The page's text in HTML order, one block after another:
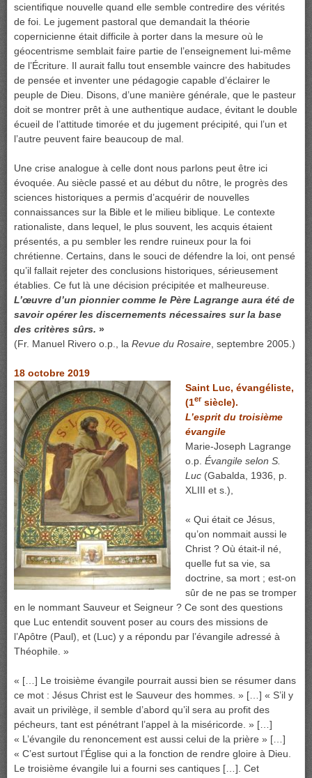
scientifique nouvelle quand elle semble contredire des vérités
de foi. Le jugement pastoral que demandait la théorie
copernicienne était difficile à porter dans la mesure où le
géocentrisme semblait faire partie de l’enseignement lui-même
de l’Écriture. Il aurait fallu tout ensemble vaincre des habitudes
de pensée et inventer une pédagogie capable d’éclairer le
peuple de Dieu. Disons, d’une manière générale, que le pasteur
doit se montrer prêt à une authentique audace, évitant le double
écueil de l’attitude timorée et du jugement précipité, qui l’un et
l’autre peuvent faire beaucoup de mal.
Une crise analogue à celle dont nous parlons peut être ici
évoquée. Au siècle passé et au début du nôtre, le progrès des
sciences historiques a permis d’acquérir de nouvelles
connaissances sur la Bible et le milieu biblique. Le contexte
rationaliste, dans lequel, le plus souvent, les acquis étaient
présentés, a pu sembler les rendre ruineux pour la foi
chrétienne. Certains, dans le souci de défendre la loi, ont pensé
qu’il fallait rejeter des conclusions historiques, sérieusement
établies. Ce fut là une décision précipitée et malheureuse.
L’œuvre d’un pionnier comme le Père Lagrange aura été de
savoir opérer les discernements nécessaires sur la base
des critères sûrs. »
(Fr. Manuel Rivero o.p., la Revue du Rosaire , septembre 2005.)
18 octobre 2019
Saint Luc, évangéliste,
(1er siècle).
L’esprit du troisième
évangile
Marie-Joseph Lagrange
o.p. Évangile selon S.
Luc (Gabalda, 1936, p.
XLIII et s.),
« Qui était ce Jésus,
qu’on nommait aussi le
Christ ? Où était-il né,
quelle fut sa vie, sa
doctrine, sa mort ; est-on
sûr de ne pas se tromper
en le nommant Sauveur et Seigneur ? Ce sont des questions
que Luc entendit souvent poser au cours des missions de
l’Apôtre (Paul), et (Luc) y a répondu par l’évangile adressé à
Théophile. »
« […] Le troisième évangile pourrait aussi bien se résumer dans
ce mot : Jésus Christ est le Sauveur des hommes. » […] « S’il y
avait un privilège, il semble d’abord qu’il sera au profit des
pécheurs, tant est pénétrant l’appel à la miséricorde. » […]
« L’évangile du renoncement est aussi celui de la prière » […]
« C’est surtout l’Église qui a la fonction de rendre gloire à Dieu.
Le troisième évangile lui a fourni ses cantiques […]. Cet